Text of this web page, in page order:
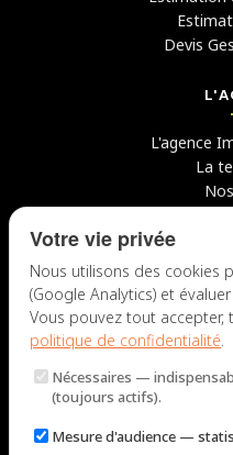
Devis
L'agence
La
NOUS
Lun – Jeu
Votre vie privée
Nous utilisons des cookies
(Google Analytics) et
Vous pouvez tout accepter,
politique de confidentialité.
Nécessaires —
(toujours actifs).
Mesure d'audience —